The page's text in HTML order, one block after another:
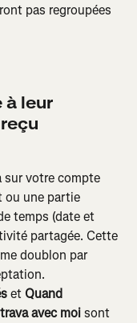
pas regroupées
à leur
sur votre compte
ou une partie
temps (date et
partagée. Cette
doublon par
et Quand
avec moi sont